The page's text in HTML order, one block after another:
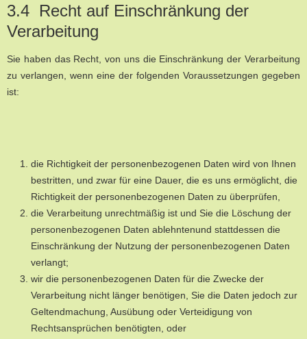
3.4 Recht auf Einschränkung der
Verarbeitung
Sie haben das Recht, von uns die Einschränkung der Verarbeitung
zu verlangen, wenn eine der folgenden Voraussetzungen gegeben
ist:
die Richtigkeit der personenbezogenen Daten wird von Ihnen
bestritten, und zwar für eine Dauer, die es uns ermöglicht, die
Richtigkeit der personenbezogenen Daten zu überprüfen,
die Verarbeitung unrechtmäßig ist und Sie die Löschung der
personenbezogenen Daten ablehntenund stattdessen die
Einschränkung der Nutzung der personenbezogenen Daten
verlangt;
wir die personenbezogenen Daten für die Zwecke der
Verarbeitung nicht länger benötigen, Sie die Daten jedoch zur
Geltendmachung, Ausübung oder Verteidigung von
Rechtsansprüchen benötigten, oder